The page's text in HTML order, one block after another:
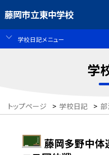
藤岡市立東中学校
学校日記メニュー
学
トップページ > 学校日記 > 部
藤岡多野中